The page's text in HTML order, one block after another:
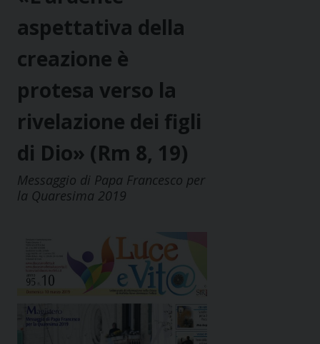
aspettativa della
creazione è
protesa verso la
rivelazione dei figli
di Dio» (Rm 8, 19)
Messaggio di Papa Francesco per
la Quaresima 2019